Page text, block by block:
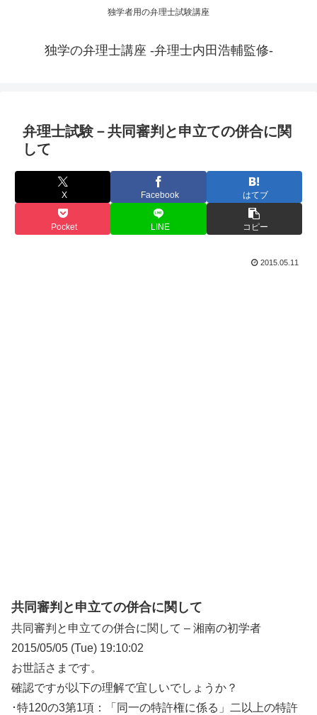
独学者用の弁理士試験講座
独学の弁理士講座 -弁理士内田浩輔監修-
弁理士試験－共同審判と申立ての併合に関
して
X Facebook はてブ
Pocket LINE コピー
2015.05.11
共同審判と申立ての併合に関して
共同審判と申立ての併合に関して – 湘南の初学者
2015/05/05 (Tue) 19:10:02
お世話さまです。
確認ですが以下の理解で宜しいでしょうか？
･特120の3第1項：「同一の特許権に係る」二以上の特許